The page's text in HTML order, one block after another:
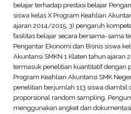
belajar terhadap prestasi belajar
siswa kelas X Program Keahlian
ajaran 2014/2015, 3) pengaruh
fasilitas belajar secara bersama-sama
Pengantar Ekonomi dan Bisnis siswa
Akuntansi SMKN 1 Klaten tahun ajaran
termasuk penelitian kuantitatif dengan
Program Keahlian Akuntansi SMK
penelitian berjumlah 113 siswa diambil
proporsional random sampling.
menggunakan angket dan